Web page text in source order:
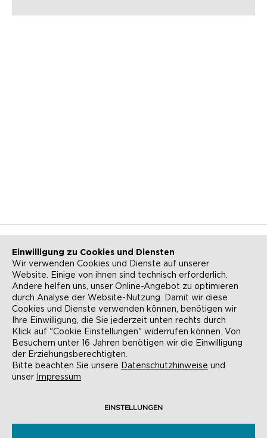
NEWSLETTER KONTAKT
ANFAHRT BARRIEREFREIHEIT
SUCHE AGB
DATENSCHUTZ
COOKIE-EINSTELLUNGEN
Einwilligung zu Cookies und Diensten
Wir verwenden Cookies und Dienste auf unserer
Website. Einige von ihnen sind technisch erforderlich.
Andere helfen uns, unser Online-Angebot zu optimieren
durch Analyse der Website-Nutzung. Damit wir diese
Cookies und Dienste verwenden können, benötigen wir
Ihre Einwilligung, die Sie jederzeit unten rechts durch
Klick auf "Cookie Einstellungen" widerrufen können. Von
Besuchern unter 16 Jahren benötigen wir die Einwilligung
der Erziehungsberechtigten.
Bitte beachten Sie unsere Datenschutzhinweise und
unser Impressum
EINSTELLUNGEN